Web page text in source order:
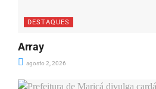
DESTAQUES
Array
agosto 2, 2026